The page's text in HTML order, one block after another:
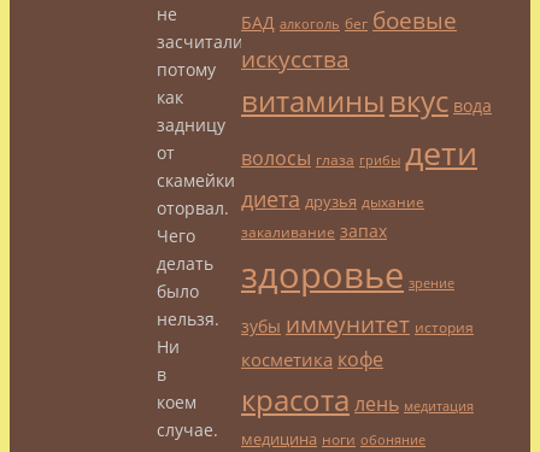
не
засчитали,
потому
как
задницу
от
скамейки
оторвал.
Чего
делать
было
нельзя.
Ни
в
коем
случае.
БАД алкоголь бег боевые
искусства
витамины вкус вода
волосы глаза грибы дети
диета друзья дыхание
закаливание запах
здоровье зрение
зубы иммунитет история
косметика кофе
красота лень медитация
медицина ноги обоняние